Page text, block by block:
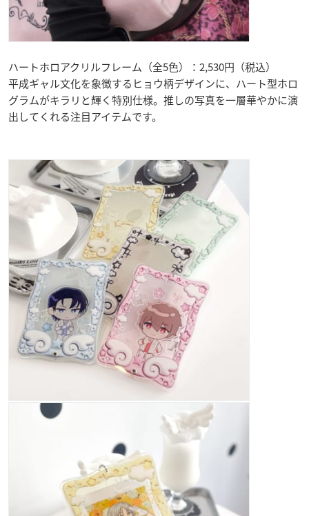
ハートホロアクリルフレーム（全5色）：2,530円（税込）
平成ギャル文化を象徴するヒョウ柄デザインに、ハート型ホロ
グラムがキラリと輝く特別仕様。推しの写真を一層華やかに演
出してくれる注目アイテムです。